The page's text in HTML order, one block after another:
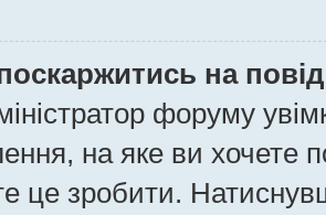
на
форуму
на яке ви хочете
це зробити.